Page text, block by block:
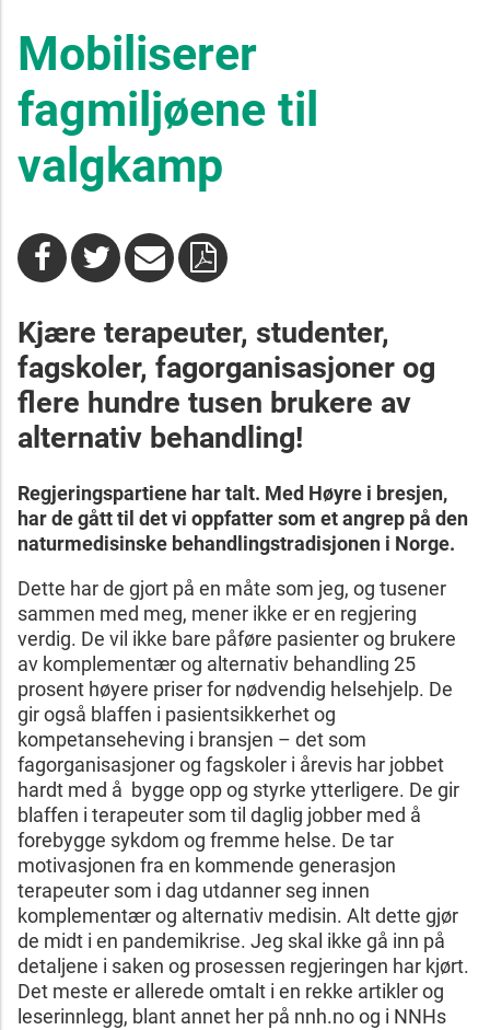
Mobiliserer
fagmiljøene til
valgkamp
Kjære terapeuter, studenter,
fagskoler, fagorganisasjoner og
flere hundre tusen brukere av
alternativ behandling!
Regjeringspartiene har talt. Med Høyre i bresjen,
har de gått til det vi oppfattersom et angrep på den
naturmedisinske behandlingstradisjonen i Norge.
Dette har de gjort på en måte som jeg, og tusener
sammen med meg, mener ikke er en regjering
verdig. De vil ikke bare påføre pasienter og brukere
av komplementær og alternativ behandling 25
prosent høyere priser for nødvendig helsehjelp. De
gir også blaffen i pasientsikkerhet og
kompetanseheving i bransjen – det som
fagorganisasjoner og fagskoler i årevis har jobbet
hardt med å bygge opp og styrke ytterligere. De gir
blaffen i terapeuter som til daglig jobber med å
forebygge sykdom og fremme helse. De tar
motivasjonen fra en kommende generasjon
terapeuter som i dag utdanner seg innen
komplementær og alternativ medisin. Alt dette gjør
de midt i en pandemikrise. Jeg skal ikke gå inn på
detaljene i saken og prosessen regjeringen har kjørt.
Det meste er allerede omtalt i en rekke artikler og
leserinnlegg, blant annet her på nnh.no og i NNHs